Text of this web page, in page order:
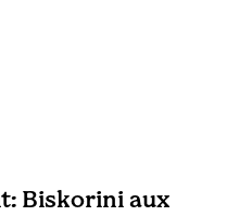
Biskorini aux